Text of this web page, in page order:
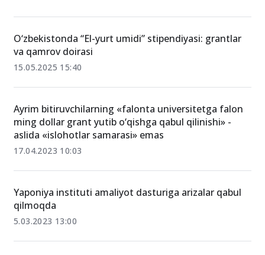
O‘zbekistonda “El-yurt umidi” stipendiyasi: grantlar
va qamrov doirasi
15.05.2025 15:40
Ayrim bitiruvchilarning «falonta universitetga falon
ming dollar grant yutib o‘qishga qabul qilinishi» -
aslida «islohotlar samarasi» emas
17.04.2023 10:03
Yaponiya instituti amaliyot dasturiga arizalar qabul
qilmoqda
5.03.2023 13:00